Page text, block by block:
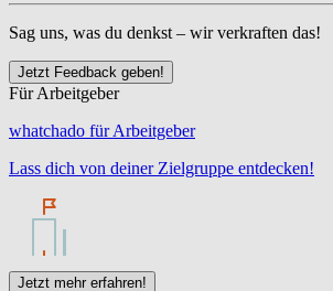
Sag uns, was du denkst – wir verkraften das!
Jetzt Feedback geben!
Für Arbeitgeber
whatchado für Arbeitgeber
Lass dich von deiner Zielgruppe entdecken!
Jetzt mehr erfahren!